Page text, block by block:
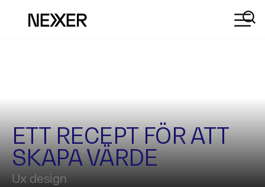
ETT RECEPT FÖR ATT
SKAPA VÄRDE
Ux design